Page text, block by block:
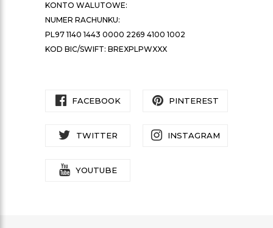
KONTO WALUTOWE:
NUMER RACHUNKU:
PL97 1140 1443 0000 2269 4100 1002
KOD BIC/SWIFT: BREXPLPWXXX
FACEBOOK PINTEREST
TWITTER INSTAGRAM
YOUTUBE